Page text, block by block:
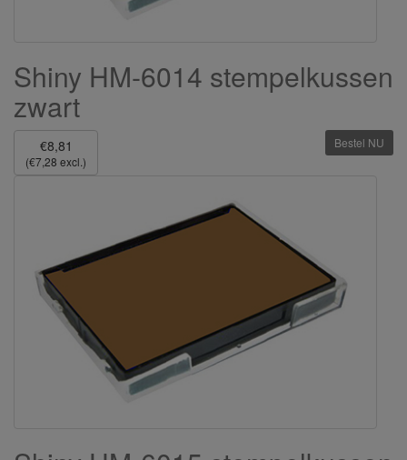
Shiny HM-6014 stempelkussen
zwart
€8,81
(€7,28 excl.)
Bestel NU